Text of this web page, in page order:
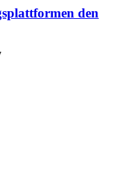
den